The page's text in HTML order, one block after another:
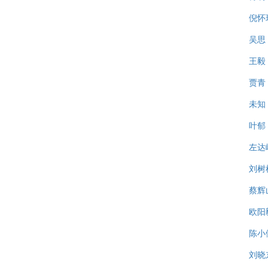
倪怀
吴思
王毅
贾青
未知
叶郁
左达
刘树
蔡辉
欧阳
陈小
刘晓